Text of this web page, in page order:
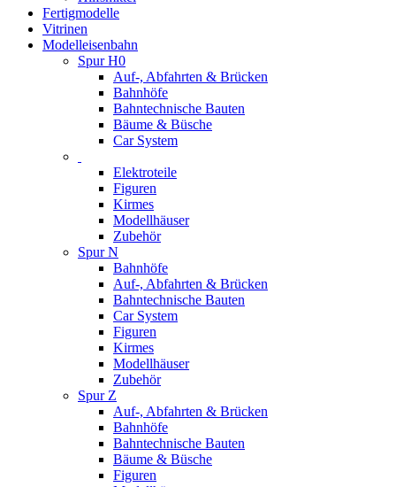
Fertigmodelle
Vitrinen
Modelleisenbahn
Spur H0
Auf-, Abfahrten & Brücken
Bahnhöfe
Bahntechnische Bauten
Bäume & Büsche
Car System
Elektroteile
Figuren
Kirmes
Modellhäuser
Zubehör
Spur N
Bahnhöfe
Auf-, Abfahrten & Brücken
Bahntechnische Bauten
Car System
Figuren
Kirmes
Modellhäuser
Zubehör
Spur Z
Auf-, Abfahrten & Brücken
Bahnhöfe
Bahntechnische Bauten
Bäume & Büsche
Figuren